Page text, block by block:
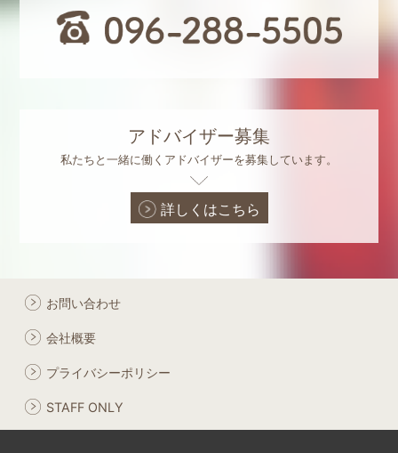
アドバイザー募集
私たちと一緒に働くアドバイザーを募集しています。
詳しくはこちら
お問い合わせ
会社概要
プライバシーポリシー
STAFF ONLY